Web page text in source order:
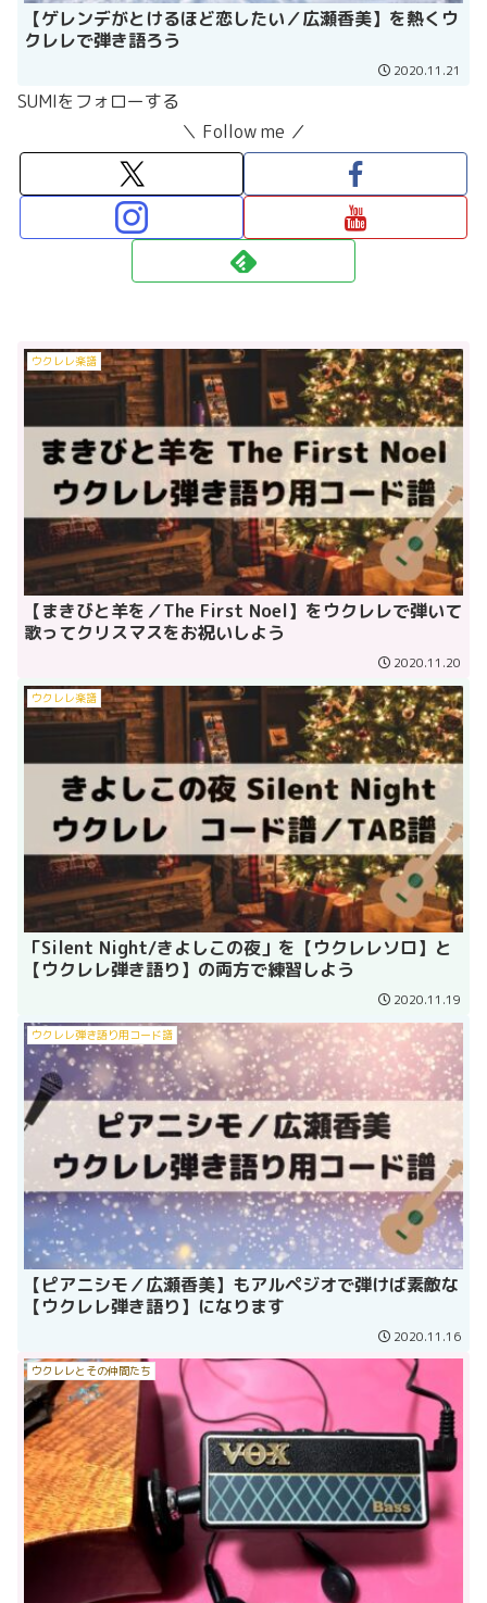
【ゲレンデがとけるほど恋したい／広瀬香美】を熱くウ
クレレで弾き語ろう
2020.11.21
SUMIをフォローする
＼ Follow me ／
ウクレレ楽譜
【まきびと羊を／The First Noel】をウクレレで弾いて
歌ってクリスマスをお祝いしよう
2020.11.20
ウクレレ楽譜
「Silent Night/きよしこの夜」を【ウクレレソロ】と
【ウクレレ弾き語り】の両方で練習しよう
2020.11.19
ウクレレ弾き語り用コード譜
【ピアニシモ／広瀬香美】もアルペジオで弾けば素敵な
【ウクレレ弾き語り】になります
2020.11.16
ウクレレとその仲間たち